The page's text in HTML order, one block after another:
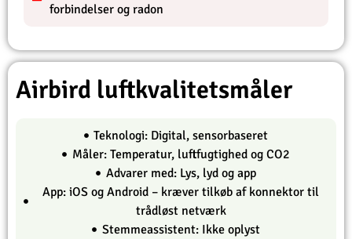
forbindelser og radon
Airbird luftkvalitetsmåler
Teknologi: Digital, sensorbaseret
Måler: Temperatur, luftfugtighed og CO2
Advarer med: Lys, lyd og app
App: iOS og Android – kræver tilkøb af konnektor til
trådløst netværk
Stemmeassistent: Ikke oplyst